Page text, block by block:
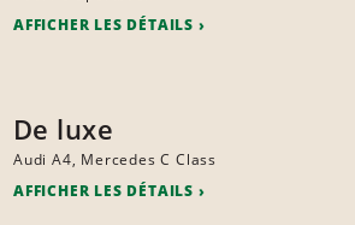
AFFICHER LES DÉTAILS
De luxe
Audi A4, Mercedes C Class
AFFICHER LES DÉTAILS